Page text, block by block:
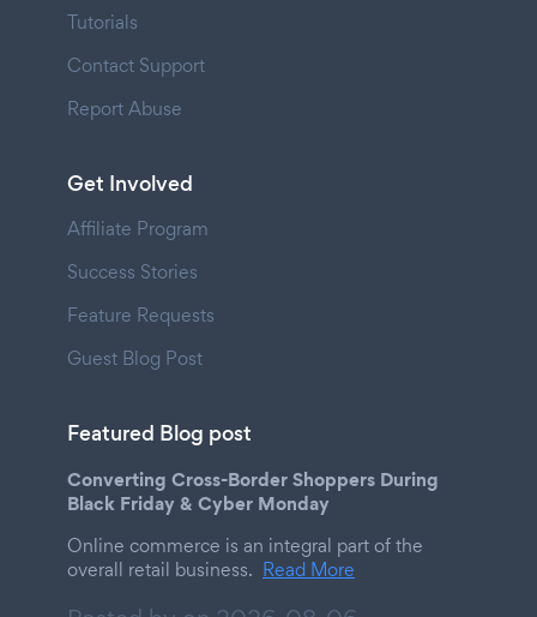
Tutorials
Contact Support
Report Abuse
Get Involved
Affiliate Program
Success Stories
Feature Requests
Guest Blog Post
Featured Blog post
Converting Cross-Border Shoppers During
Black Friday & Cyber Monday
Online commerce is an integral part of the
overall retail business. Read More